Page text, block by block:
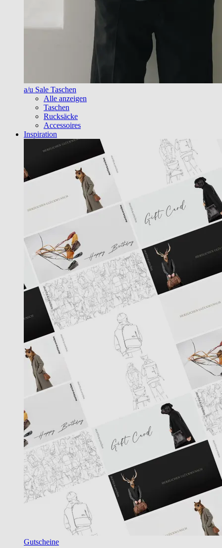
a/u Sale Taschen
Alle anzeigen
Taschen
Rucksäcke
Accessoires
Inspiration
Gutscheine